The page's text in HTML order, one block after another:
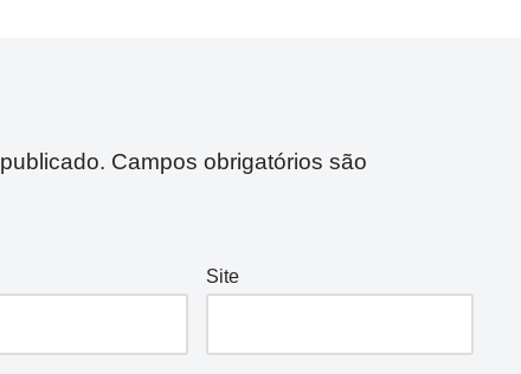
Campos obrigatórios são
Site